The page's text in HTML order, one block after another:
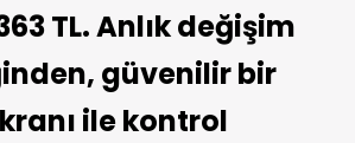
TL. Anlık değişim
güvenilir bir
ile kontrol